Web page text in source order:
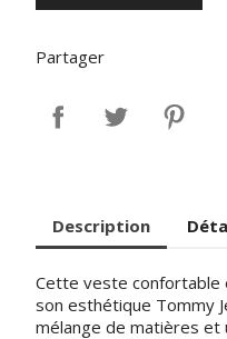
Partager
Description
Cette veste confortable
son esthétique Tommy
mélange de matières et